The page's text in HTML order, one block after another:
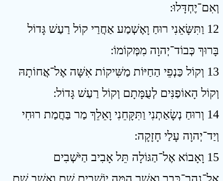
וְאִם־יֶחְדָּלוּ ׃
12 וַתִּשָּׂאֵנִי רוּחַ וָאֶשְׁמַע אַחֲרַי קוֹל רַעַשׁ גָּדוֹל
בָּרוּךְ כְּבוֹד־יְהוָה מִמְּקוֹמוֹ ׃
13 וְקוֹל כַּנְפֵי הַחַיּוֹת מַשִּׁיקוֹת אִשָּׁה אֶל־אֲחוֹתָהּ
וְקוֹל הָאוֹפַנִּים לְעֻמָּתָם וְקוֹל רַעַשׁ גָּדוֹל ׃
14 וְרוּחַ נְשָׂאַתְנִי וַתִּקָּחֵנִי וָאֵלֵךְ מַר בַּחֲמַת רוּחִי
וְיַד־יְהוָה עָלַי חָזָקָה ׃
15 וָאָבוֹא אֶל־הַגּוֹלָה תֵּל אָבִיב הַיֹּשְׁבִים